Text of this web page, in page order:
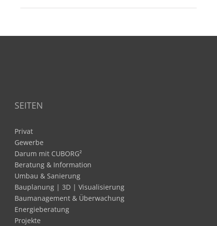
SEITEN
Privat
Gewerbe
Darum mit CUBORG²
Beratung & Information
Umbau & Sanierung
Bauplanung | 3D | Visualisierung
Baumanagement & Überwachung
Energieberatung
Projekte